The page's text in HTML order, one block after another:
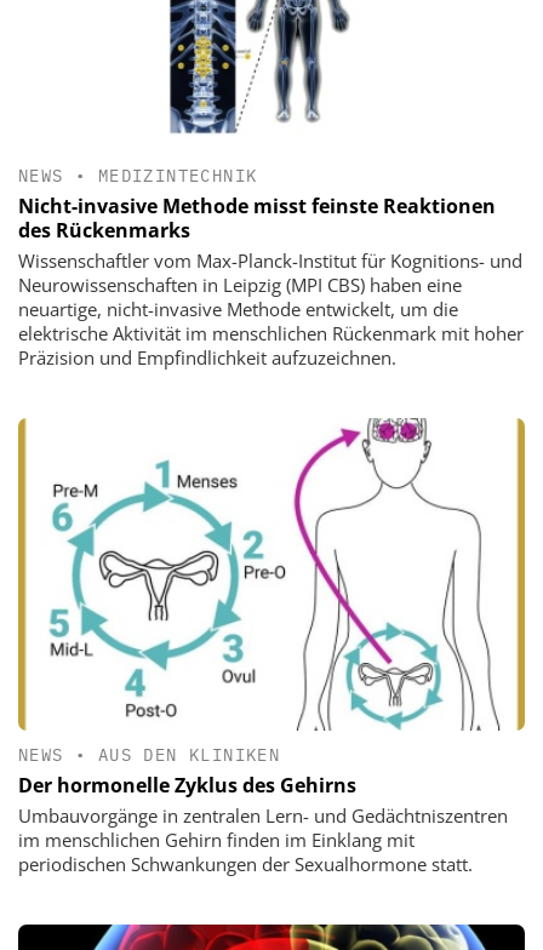
NEWS • MEDIZINTECHNIK
Nicht-invasive Methode misst feinste Reaktionen
des Rückenmarks
Wissenschaftler vom Max-Planck-Institut für Kognitions- und
Neurowissenschaften in Leipzig (MPI CBS) haben eine
neuartige, nicht-invasive Methode entwickelt, um die
elektrische Aktivität im menschlichen Rückenmark mit hoher
Präzision und Empfindlichkeit aufzuzeichnen.
NEWS • AUS DEN KLINIKEN
Der hormonelle Zyklus des Gehirns
Umbauvorgänge in zentralen Lern- und Gedächtniszentren
im menschlichen Gehirn finden im Einklang mit
periodischen Schwankungen der Sexualhormone statt.